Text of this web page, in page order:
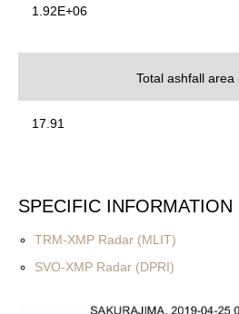
1.92E+06
Total ashfall area
17.91
SPECIFIC INFORMATION
TRM-XMP Radar (MLIT)
SVO-XMP Radar (DPRI)